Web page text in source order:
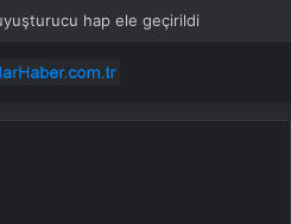
hap ele geçirildi